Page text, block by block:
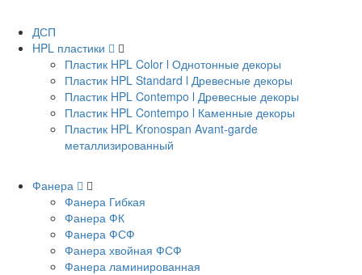
ДСП
HPL пластики
Пластик HPL Color l Однотонные декоры
Пластик HPL Standard l Древесные декоры
Пластик HPL Contempo l Древесные декоры
Пластик HPL Contempo l Каменные декоры
Пластик HPL Kronospan Avant-garde
металлизированный
Фанера
Фанера Гибкая
Фанера ФК
Фанера ФСФ
Фанера хвойная ФСФ
Фанера ламинированная